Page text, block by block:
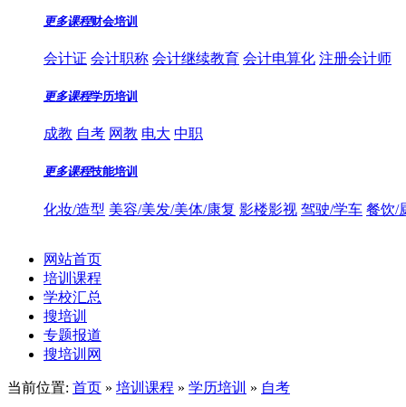
更多课程财会培训
会计证 会计职称 会计继续教育 会计电算化 注册会计师
更多课程学历培训
成教 自考 网教 电大 中职
更多课程技能培训
化妆/造型 美容/美发/美体/康复 影楼影视 驾驶/学车 餐饮/
网站首页
培训课程
学校汇总
搜培训
专题报道
搜培训网
当前位置: 首页 » 培训课程 » 学历培训 » 自考